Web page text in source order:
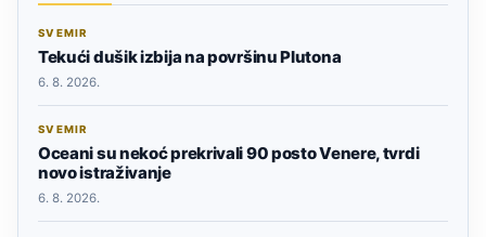
SVEMIR
Tekući dušik izbija na površinu Plutona
6. 8. 2026.
SVEMIR
Oceani su nekoć prekrivali 90 posto Venere, tvrdi
novo istraživanje
6. 8. 2026.